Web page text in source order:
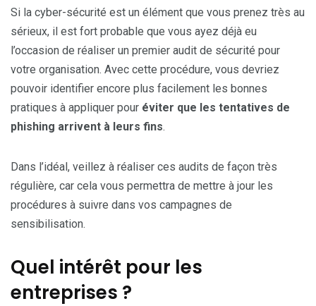
Si la cyber-sécurité est un élément que vous prenez très au
sérieux, il est fort probable que vous ayez déjà eu
l’occasion de réaliser un premier audit de sécurité pour
votre organisation. Avec cette procédure, vous devriez
pouvoir identifier encore plus facilement les bonnes
pratiques à appliquer pour éviter que les tentatives de
phishing arrivent à leurs fins.
Dans l’idéal, veillez à réaliser ces audits de façon très
régulière, car cela vous permettra de mettre à jour les
procédures à suivre dans vos campagnes de
sensibilisation.
Quel intérêt pour les
entreprises ?